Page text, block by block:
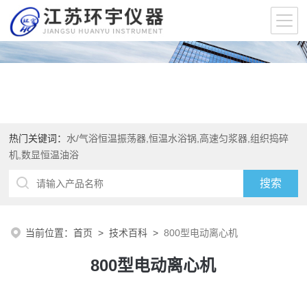
热门关键词： 水/气浴恒温振荡器,恒温水浴锅,高速匀浆器,组织捣碎
机,数显恒温油浴
当前位置：首页 >技术百科 >800型电动离心机
800型电动离心机